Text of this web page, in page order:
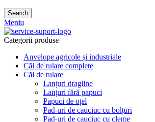
Search
Meniu
Categorii produse
Anvelope agricole și industriale
Căi de rulare complete
Căi de rulare
Lanțuri dragline
Lanțuri fără papuci
Papuci de oțel
Pad-uri de cauciuc cu bolțuri
Pad-uri de cauciuc cu cleme